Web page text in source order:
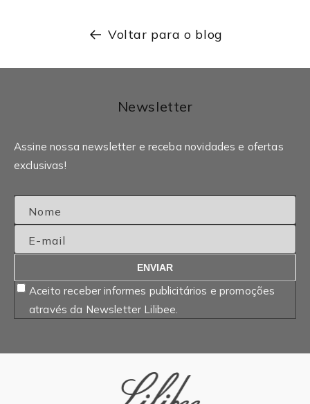
Voltar para o blog
Newsletter
Assine nossa newsletter e receba novidades e ofertas
exclusivas!
Nome
E-mail
ENVIAR
Aceito receber informes publicitários e promoções
através da Newsletter Lilibee.